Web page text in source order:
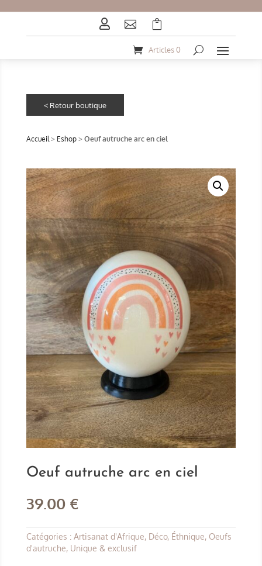
  
Articles 0
Accueil> Eshop> Oeuf autruche arc en ciel
Oeuf autruche arc en ciel
39.00 €
Catégories : Artisanat d'Afrique, Déco, Éthnique, Oeufs
d'autruche, Unique & exclusif